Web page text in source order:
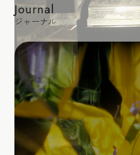
Journal
ジャーナル